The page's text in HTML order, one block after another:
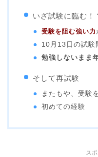
いざ試験に臨む！
受験を阻む強い力
10月13日の試験
勉強しないまま
そして再試験
またもや、受験
初めての経験
ス